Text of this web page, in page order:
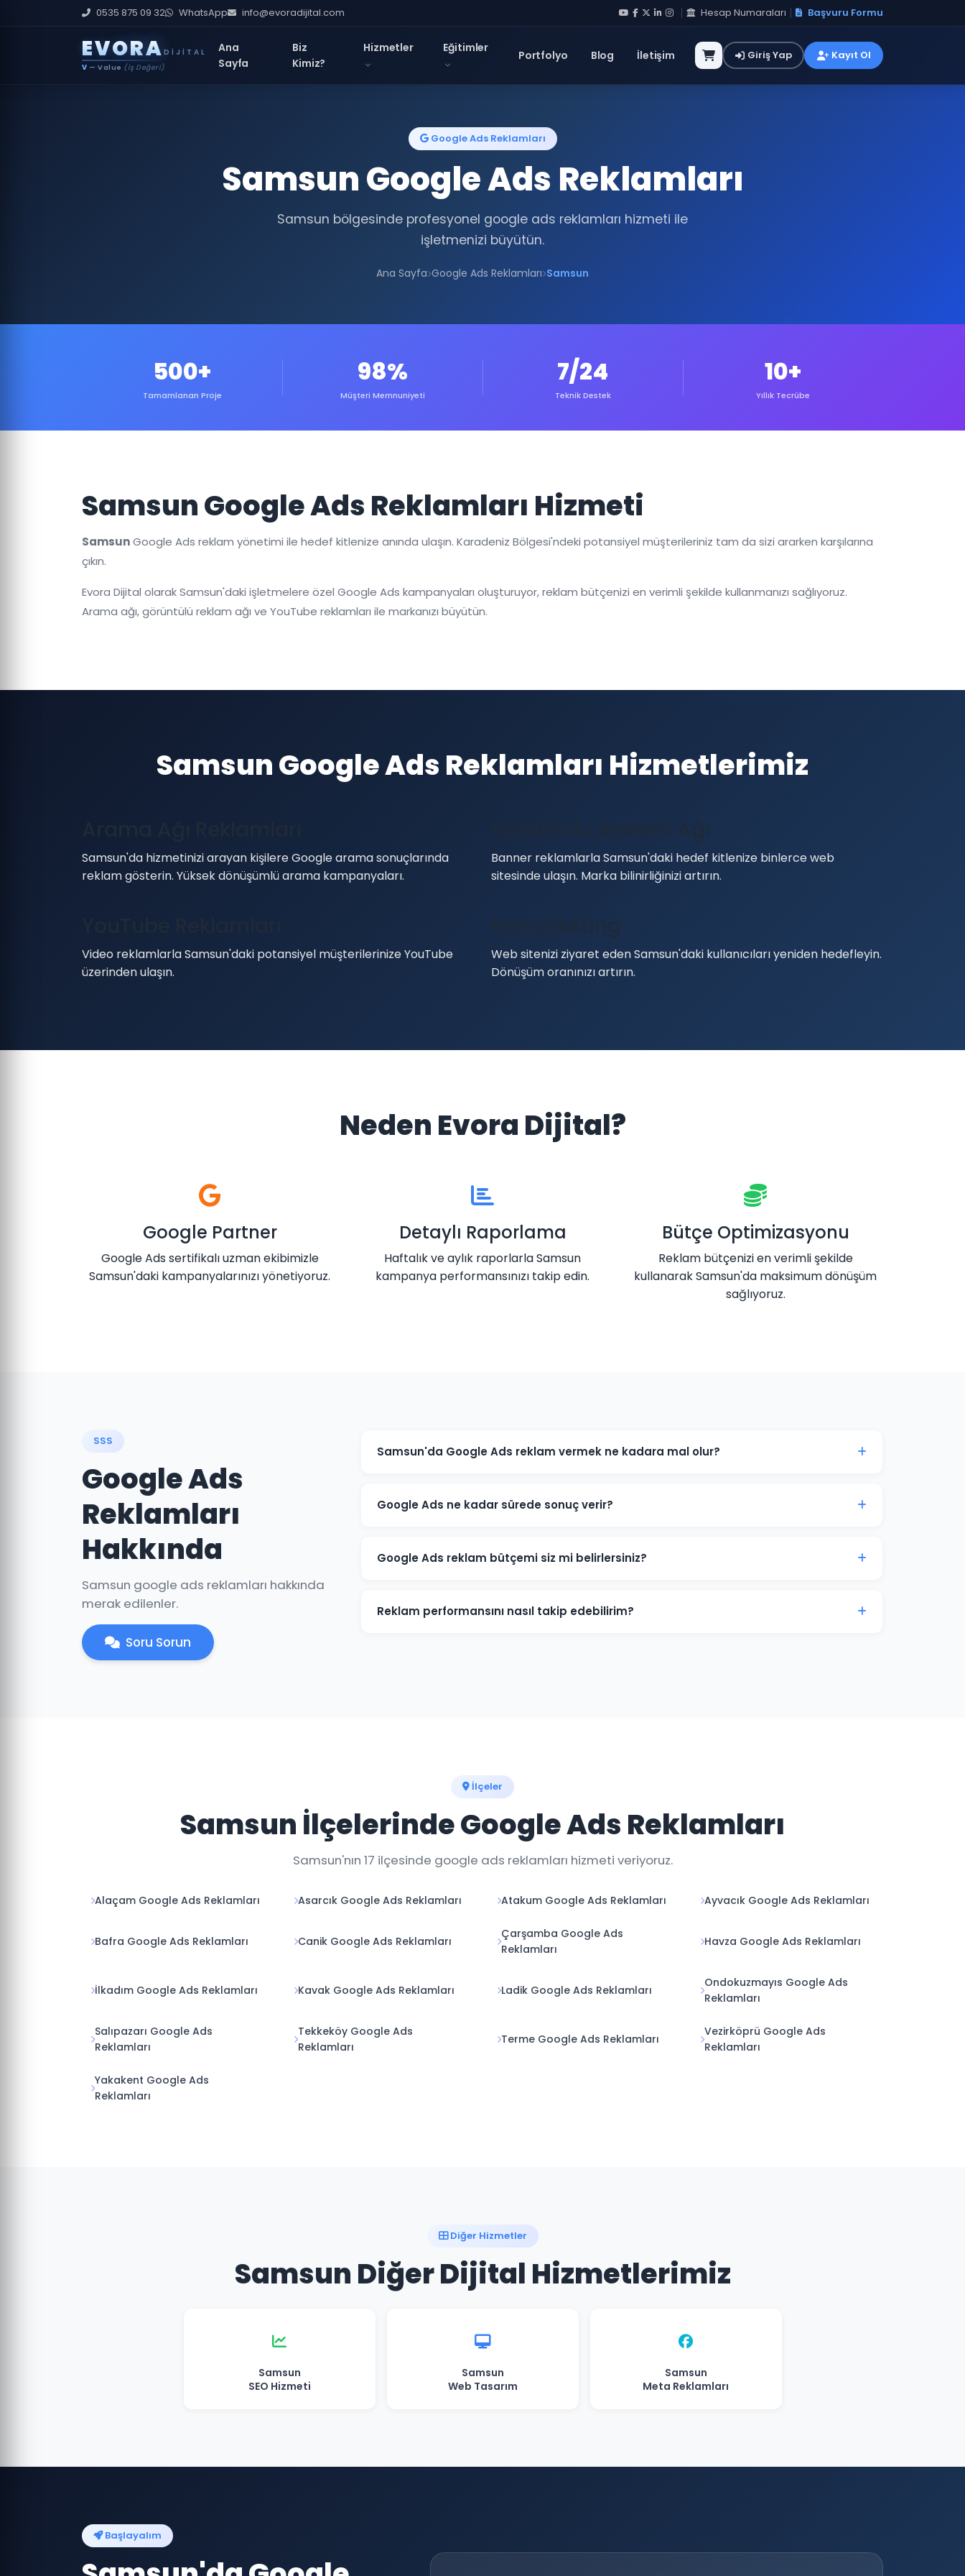
0535 875 09 32 WhatsApp info@evoradijital.com Hesap Numaraları Başvuru Formu
EVORA DIJITAL
V — Value (İş Değeri)
Ana
Sayfa
Biz
Kimiz?
Hizmetler Eğitimler
Portfolyo Blog İletişim Giriş Yap Kayıt Ol
Google Ads Reklamları
Samsun Google Ads Reklamları
Samsun bölgesinde profesyonel google ads reklamları hizmeti ile
işletmenizi büyütün.
Ana Sayfa Google Ads Reklamları Samsun
500+
Tamamlanan Proje
98%
Müşteri Memnuniyeti
7/24
Teknik Destek
10+
Yıllık Tecrübe
Samsun Google Ads Reklamları Hizmeti
SamsunGoogle Ads reklam yönetimi ile hedef kitlenize anında ulaşın. Karadeniz Bölgesi'ndeki potansiyel müşterileriniz tam da sizi ararken karşılarına
çıkın.
Evora Dijital olarak Samsun'daki işletmelere özel Google Ads kampanyaları oluşturuyor, reklam bütçenizi en verimli şekilde kullanmanızı sağlıyoruz.
Arama ağı, görüntülü reklam ağı ve YouTube reklamları ile markanızı büyütün.
Samsun Google Ads Reklamları Hizmetlerimiz
Samsun'da hizmetinizi arayan kişilere Google arama sonuçlarında
reklam gösterin. Yüksek dönüşümlü arama kampanyaları.
Banner reklamlarla Samsun'daki hedef kitlenize binlerce web
sitesinde ulaşın. Marka bilinirliğinizi artırın.
Video reklamlarla Samsun'daki potansiyel müşterilerinize YouTube
üzerinden ulaşın.
Web sitenizi ziyaret eden Samsun'daki kullanıcıları yeniden hedefleyin.
Dönüşüm oranınızı artırın.
Neden Evora Dijital?
Google Partner
Google Ads sertifikalı uzman ekibimizle
Samsun'daki kampanyalarınızı yönetiyoruz.
Detaylı Raporlama
Haftalık ve aylık raporlarla Samsun
kampanya performansınızı takip edin.
Bütçe Optimizasyonu
Reklam bütçenizi en verimli şekilde
kullanarak Samsun'da maksimum dönüşüm
sağlıyoruz.
SSS
Google Ads
Reklamları
Hakkında
Samsun google ads reklamları hakkında
merak edilenler.
Soru Sorun
Samsun'da Google Ads reklam vermek ne kadara mal olur?
işletmeniz için minimum bütçe önerisi ve tahmini sonuçları ücretsiz danışmanlıkta paylaşabiliriz.
Google Ads ne kadar sürede sonuç verir?
kampanya başladığı gün almaya başlarsınız. Optimizasyon süreci 2-4 hafta sürer.
Google Ads reklam bütçemi siz mi belirlersiniz?
zaman sizindir.
Reklam performansını nasıl takip edebilirim?
İlçeler
Samsun İlçelerinde Google Ads Reklamları
Samsun'nın 17 ilçesinde google ads reklamları hizmeti veriyoruz.
Alaçam Google Ads Reklamları Asarcık Google Ads Reklamları Atakum Google Ads Reklamları Ayvacık Google Ads Reklamları
Bafra Google Ads Reklamları Canik Google Ads Reklamları
Çarşamba Google Ads
Reklamları
Havza Google Ads Reklamları
İlkadım Google Ads Reklamları Kavak Google Ads Reklamları Ladik Google Ads Reklamları
Ondokuzmayıs Google Ads
Reklamları
Salıpazarı Google Ads
Reklamları
Tekkeköy Google Ads
Reklamları
Terme Google Ads Reklamları
Vezirköprü Google Ads
Reklamları
Yakakent Google Ads
Reklamları
Diğer Hizmetler
Samsun Diğer Dijital Hizmetlerimiz
Samsun
SEO Hizmeti
Samsun
Web Tasarım
Samsun
Meta Reklamları
Başlayalım